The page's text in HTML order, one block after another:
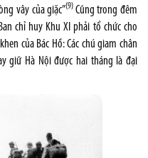
vây của giặc”(9) Cũng trong đêm
chỉ huy Khu XI phải tổ chức cho
của Bác Hồ: Các chú giam chân
giữ Hà Nội được hai tháng là đại